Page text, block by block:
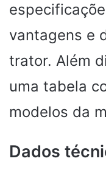
vantagens e
trator. Além
uma tabela
modelos da
Dados